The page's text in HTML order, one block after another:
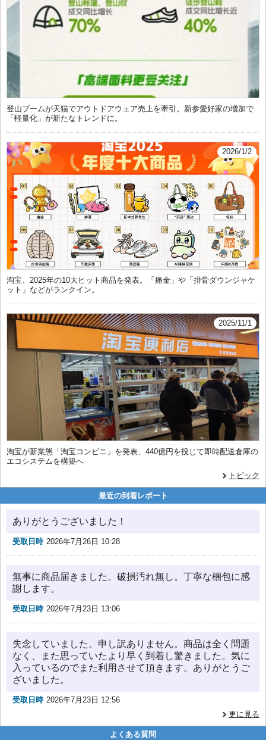
登山ブームが天猫でアウトドアウェア売上を牽引。新参愛好家の増加で
「軽量化」が新たなトレンドに。
2026/1/2
淘宝、2025年の10大ヒット商品を発表。「痛金」や「排骨ダウンジャケ
ット」などがランクイン。
2025/11/1
淘宝が新業態「淘宝コンビニ」を発表、440億円を投じて即時配送倉庫の
エコシステムを構築へ
トピック
最近の到着レポート
ありがとうございました！
受取日時 2026年7月26日 10:28
無事に商品届きました。破損汚れ無し。丁寧な梱包に感
謝します。
受取日時 2026年7月23日 13:06
失念していました。申し訳ありません。商品は全く問題
なく、また思っていたより早く到着し驚きました。気に
入っているのでまた利用させて頂きます。ありがとうご
ざいました。
受取日時 2026年7月23日 12:56
更に見る
よくある質問